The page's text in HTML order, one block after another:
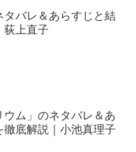
タバレ＆あらすじと結
荻上直子
ウム」のネタバレ＆あ
徹底解説｜小池真理子